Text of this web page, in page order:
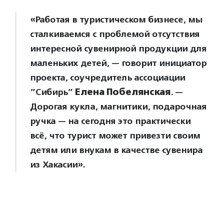
«Работая в туристическом бизнесе, мы
сталкиваемся с проблемой отсутствия
интересной сувенирной продукции для
маленьких детей, — говорит инициатор
проекта, соучредитель ассоциации
”Сибирь” Елена Побелянская. —
Дорогая кукла, магнитики, подарочная
ручка — на сегодня это практически
всё, что турист может привезти своим
детям или внукам в качестве сувенира
из Хакасии».